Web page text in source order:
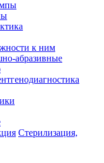
к ним
абразивные
Стерилизация,